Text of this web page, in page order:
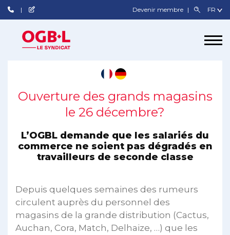
Devenir membre
Ouverture des grands magasins
le 26 décembre?
L’OGBL demande que les salariés du
commerce ne soient pas dégradés en
travailleurs de seconde classe
Depuis quelques semaines des rumeurs
circulent auprès du personnel des
magasins de la grande distribution (Cactus,
Auchan, Cora, Match, Delhaize, …) que les